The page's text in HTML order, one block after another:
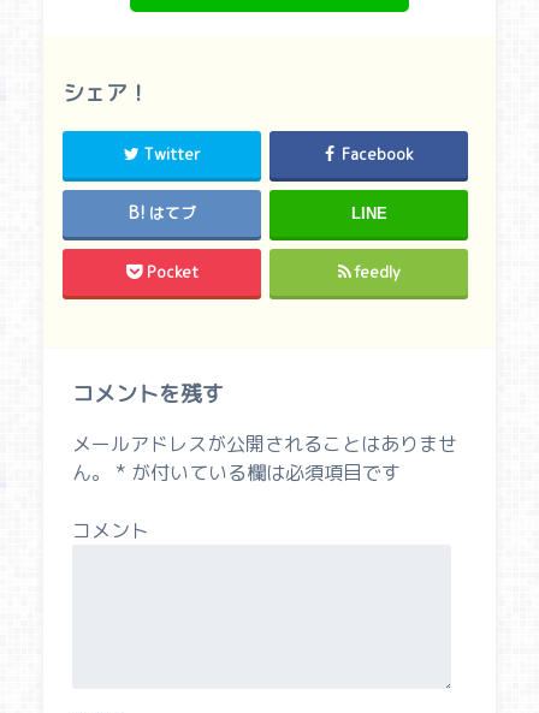
シェア！
Twitter Facebook
はてブ LINE
Pocket feedly
コメントを残す
メールアドレスが公開されることはありませ
ん。
* が付いている欄は必須項目です
コメント